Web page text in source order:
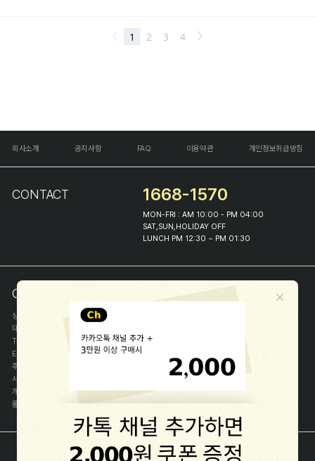
회사소개 공지사항 FAQ 이용약관 개인정보취급방침
CONTACT 1668-1570
MON-FRI : AM 10:00 - PM 04:00
SAT,SUN,HOLIDAY OFF
LUNCH PM 12:30 ~ PM 01:30
COMPANY INFO
상호
(주)해피프린스
대표
TEL
1668-1570
E-MAIL
help@happyprince.co.kr
주소
사업자등록번호
개인정보관리자
이화진
통신판매신고번호
제 2018-서울종로-1384 호[사업자정보확인]